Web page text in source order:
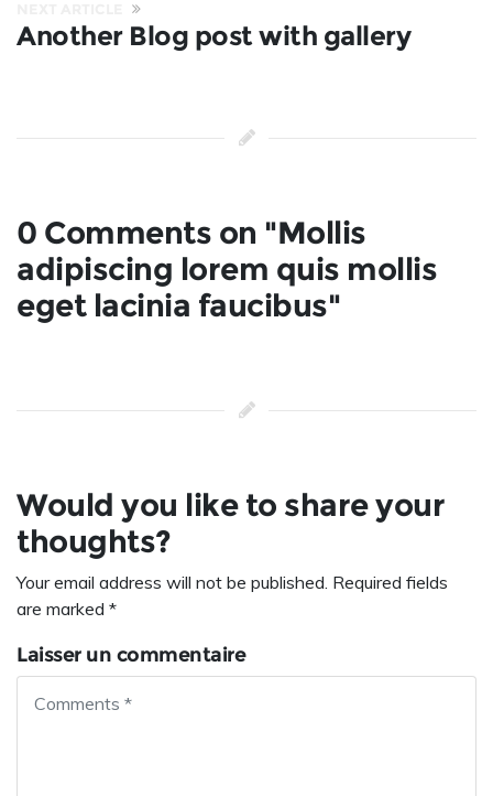
Another Blog post with gallery
0 Comments on "Mollis
adipiscing lorem quis mollis
eget lacinia faucibus"
Would you like to share your
thoughts?
Your email address will not be published. Required fields
are marked *
Laisser un commentaire